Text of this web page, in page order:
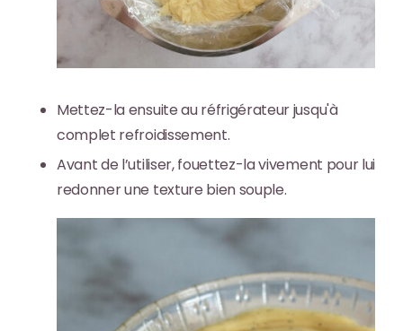
Mettez-la ensuite au réfrigérateur jusqu'à
complet refroidissement.
Avant de l’utiliser,fouettez-la vivement pour lui
redonner une texture bien souple.